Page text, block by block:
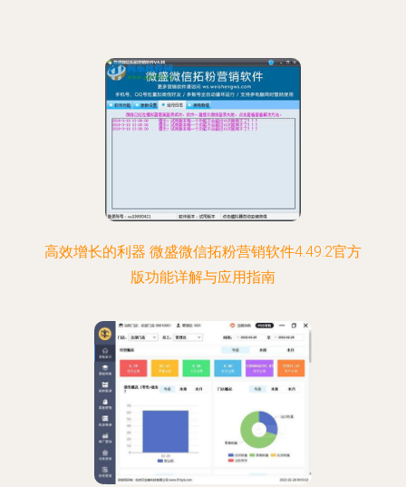
高效增长的利器 微盛微信拓粉营销软件4.49.2官方
版功能详解与应用指南